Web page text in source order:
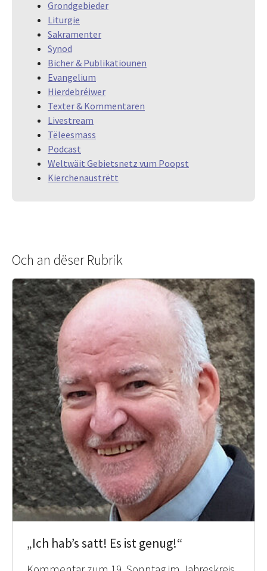
Grondgebieder
Liturgie
Sakramenter
Synod
Bicher & Publikatiounen
Evangelium
Hierdebréiwer
Texter & Kommentaren
Livestream
Tëleesmass
Podcast
Weltwäit Gebietsnetz vum Poopst
Kierchenaustrëtt
Och an dëser Rubrik
„Ich hab’s satt! Es ist genug!“